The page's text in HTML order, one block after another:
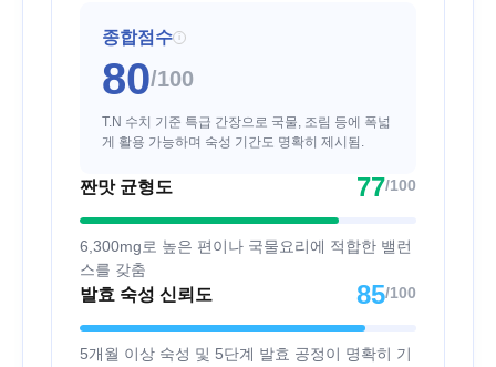
종합점수 i
80/100
T.N 수치 기준 특급 간장으로 국물, 조림 등에 폭넓
게 활용 가능하며 숙성 기간도 명확히 제시됨.
짠맛 균형도 77/100
6,300mg로 높은 편이나 국물요리에 적합한 밸런
스를 갖춤
발효 숙성 신뢰도 85/100
5개월 이상 숙성 및 5단계 발효 공정이 명확히 기